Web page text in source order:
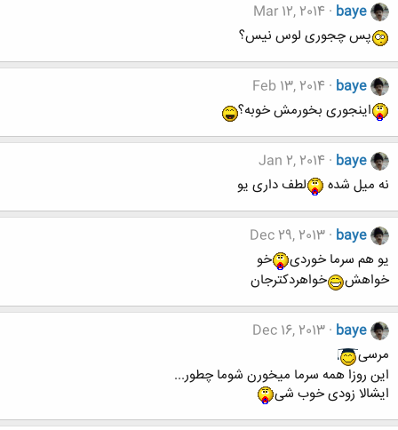
baye
Mar 12, 2014
پس چجوری لوس نیس؟
baye
Feb 13, 2014
اینجوری بخورمش خوبه؟
baye
Jan 2, 2014
نه میل شده
لطف داری یو
baye
Dec 29, 2013
یو هم سرما خوردی
خو
خواهش
خواهردکترجان
baye
Dec 16, 2013
مرسی
این روزا همه سرما میخورن شوما چطور...
ایشالا زودی خوب شی